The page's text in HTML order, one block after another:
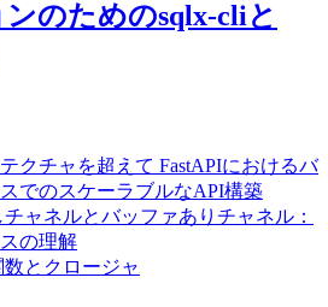
のためのsqlx-cliと
クチャを超えて FastAPIにおけるバ
でのスケーラブルなAPI構築
ャネルとバッファありチャネル：
の理解
とクロージャ